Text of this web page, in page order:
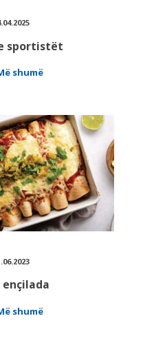
sportistët
shumë
ençilada
shumë